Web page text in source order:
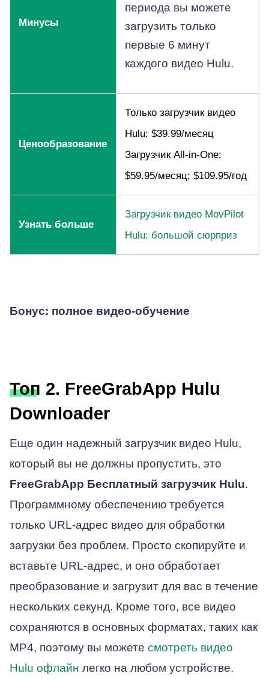
Минусы
периода вы можете
загрузить только
первые 6 минут
каждого видео Hulu.
Ценообразование
Только загрузчик видео
Hulu: $39.99/месяц
Загрузчик All-in-One:
$59.95/месяц; $109.95/год
Узнать больше
Загрузчик видео MovPilot
Hulu: большой сюрприз
Бонус: полное видео-обучение
Топ 2. FreeGrabApp Hulu
Downloader
Еще один надежный загрузчик видео Hulu,
который вы не должны пропустить, это
FreeGrabApp Бесплатный загрузчик Hulu.
Программному обеспечению требуется
только URL-адрес видео для обработки
загрузки без проблем. Просто скопируйте и
вставьте URL-адрес, и оно обработает
преобразование и загрузит для вас в течение
нескольких секунд. Кроме того, все видео
сохраняются в основных форматах, таких как
MP4, поэтому вы можете смотреть видео
Hulu офлайн легко на любом устройстве.